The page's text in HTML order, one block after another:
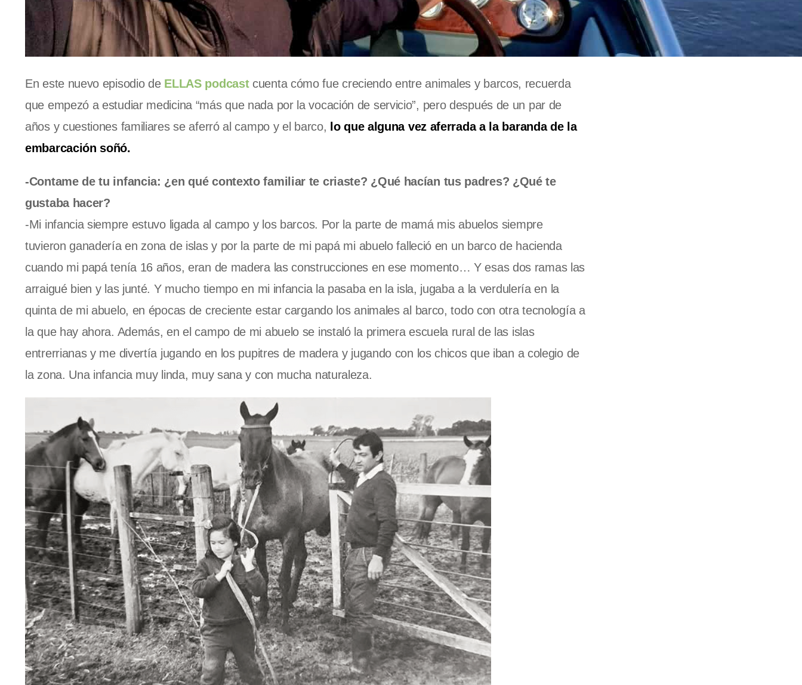
En este nuevo episodio de ELLAS podcastcuenta cómo fue creciendo entre animales y barcos, recuerda
que empezó a estudiar medicina “más que nada por la vocación de servicio”, pero después de un par de
años y cuestiones familiares se aferró al campo y el barco, lo que alguna vez aferrada a la baranda de la
embarcación soñó.
-Contame de tu infancia: ¿en qué contexto familiar te criaste? ¿Qué hacían tus padres? ¿Qué te
gustaba hacer?
-Mi infancia siempre estuvo ligada al campo y los barcos. Por la parte de mamá mis abuelos siempre
tuvieron ganadería en zona de islas y por la parte de mi papá mi abuelo falleció en un barco de hacienda
cuando mi papá tenía 16 años, eran de madera las construcciones en ese momento… Y esas dos ramas las
arraigué bien y las junté. Y mucho tiempo en mi infancia la pasaba en la isla, jugaba a la verdulería en la
quinta de mi abuelo, en épocas de creciente estar cargando los animales al barco, todo con otra tecnología a
la que hay ahora. Además, en el campo de mi abuelo se instaló la primera escuela rural de las islas
entrerrianas y me divertía jugando en los pupitres de madera y jugando con los chicos que iban a colegio de
la zona. Una infancia muy linda, muy sana y con mucha naturaleza.